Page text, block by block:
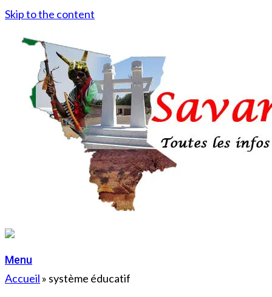
Skip to the content
Menu
Accueil » système éducatif